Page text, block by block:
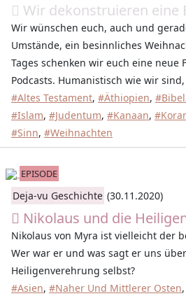
Wir dekonstruieren eine
Wir wünschen euch, auch und
Umstände, ein besinnliches
Tages schenken wir euch eine neue
Podcasts. Humanistisch wie wir
#Altes Testament, #Äthiopien, #Bibel
#Islam, #Judentum, #Kanaan,
#Sinn, #Weihnachten
EPISODE
Deja-vu Geschichte (30.11.2020)
Nikolaus und die
Nikolaus von Myra ist vielleicht der
Wer war er und was sagt er uns
Heiligenverehrung selbst?
#Asien, #Naher Und Mittlerer Osten,